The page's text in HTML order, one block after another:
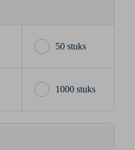
50 stuks
1000 stuks